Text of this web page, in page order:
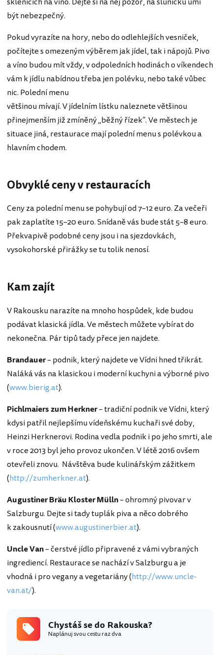
být nebezpečný.
Pokud vyrazíte na hory, nebo do odlehlejších vesniček,
počítejte s omezeným výběrem jak jídel, tak i nápojů. Pivo
a víno budou mít vždy, v odpoledních hodinách o víkendech
vám k jídlu nabídnou třeba jen polévku, nebo také vůbec
nic. Polední menu
většinou mívají. V jídelním lístku naleznete většinou
přinejmenším již zmíněný „běžný řízek“. Ve městech je
situace jiná, restaurace mají polední menu s polévkou a
hlavním chodem.
Obvyklé ceny v restauracích
Ceny za polední menu se pohybují od 7–12 euro. Za večeři
pak zaplatíte 15–20 euro. Snídaně vás bude stát 5–8 euro.
Překvapivě podobné ceny jsou i na sjezdovkách,
vysokohorské přirážky se tu tolik nenosí.
Kam zajít
V Rakousku narazíte na mnoho hospůdek, kde budou
podávat klasická jídla. Ve městech můžete vybírat do
nekonečna. Pár tipů tady přece jen najdete.
Brandauer– podnik, který najdete ve Vídni hned třikrát.
Naláká vás na klasickou i moderní kuchyni a výborné pivo
(www.bierig.at).
Pichlmaiers zum Herkner– tradiční podnik ve Vídni, který
kdysi patřil nejlepšímu vídeňskému kuchaři své doby,
Heinzi Herknerovi. Rodina vedla podnik i po jeho smrti, ale
v roce 2013 byl jeho provoz ukončen. V létě 2016 ovšem
otevřeli znovu. Návštěva bude kulinářským zážitkem
(http://zumherkner.at).
Augustiner Bräu Kloster Mülln– ohromný pivovar v
Salzburgu. Dejte si tady tuplák piva a něco dobrého
k zakousnutí (www.augustinerbier.at).
Uncle Van– čerstvé jídlo připravené z vámi vybraných
ingrediencí. Restaurace se nachází v Salzburgu a je
vhodná i pro vegany a vegetariány (http://www.uncle-
van.at/).
Chystáš se do Rakouska?
Naplánuj svou cestu raz dva